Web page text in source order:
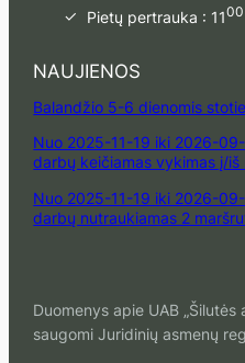
Pietų pertrauka : 1100
NAUJIENOS
Balandžio 5-6 dienomis
Nuo 2025-11-19 iki 2026-
darbų keičiamas vykimas į/iš
Nuo 2025-11-19 iki 2026-
darbų nutraukiamas 2
Duomenys apie UAB
saugomi Juridinių asmenų